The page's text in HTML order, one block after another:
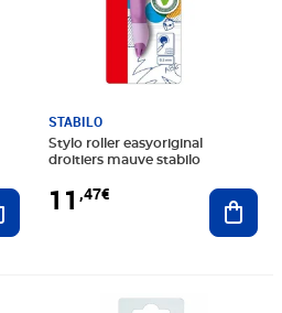
Ajouter au panier
STABILO
Stylo roller easyoriginal
droitiers mauve stabilo
11 ,47€
Prix 27,77€